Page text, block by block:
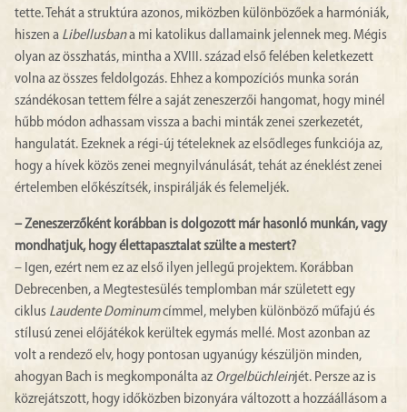
tette. Tehát a struktúra azonos, miközben különbözőek a harmóniák,
hiszen a Libellusbana mi katolikus dallamaink jelennek meg. Mégis
olyan az összhatás, mintha a XVIII. század első felében keletkezett
volna az összes feldolgozás. Ehhez a kompozíciós munka során
szándékosan tettem félre a saját zeneszerzői hangomat, hogy minél
hűbb módon adhassam vissza a bachi minták zenei szerkezetét,
hangulatát. Ezeknek a régi-új tételeknek az elsődleges funkciója az,
hogy a hívek közös zenei megnyilvánulását, tehát az éneklést zenei
értelemben előkészítsék, inspirálják és felemeljék.
– Zeneszerzőként korábban is dolgozott már hasonló munkán, vagy
mondhatjuk, hogy élettapasztalat szülte a mestert?
– Igen, ezért nem ez az első ilyen jellegű projektem. Korábban
Debrecenben, a Megtestesülés templomban már született egy
ciklus Laudente Dominumcímmel, melyben különböző műfajú és
stílusú zenei előjátékok kerültek egymás mellé. Most azonban az
volt a rendező elv, hogy pontosan ugyanúgy készüljön minden,
ahogyan Bach is megkomponálta az Orgelbüchleinjét. Persze az is
közrejátszott, hogy időközben bizonyára változott a hozzáállásom a